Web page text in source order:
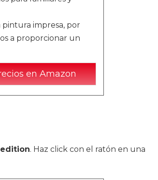
pintura impresa, por
a proporcionar un
en Amazon
. Haz click con el ratón en una